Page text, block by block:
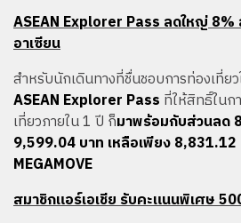
ASEAN Explorer Pass ลดใหญ่ 8%
อาเซียน
สำหรับนักเดินทางที่ชื่นชอบการท่องเที่ย
ASEAN Explorer Pass ที่ให้สิทธิ์ในก
เที่ยวภายใน 1 ปี ก็มาพร้อมกับส่วนลด
9,599.04 บาท เหลือเพียง 8,831.12
MEGAMOVE
สมาชิกแอร์เอเชีย รับคะแนนพิเศษ